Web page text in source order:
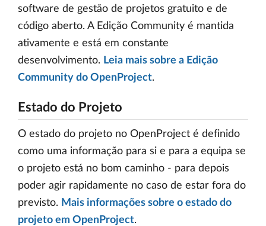
software de gestão de projetos gratuito e de
código aberto. A Edição Community é mantida
ativamente e está em constante
desenvolvimento. Leia mais sobre a Edição
Community do OpenProject.
Estado do Projeto
O estado do projeto no OpenProject é definido
como uma informação para si e para a equipa se
o projeto está no bom caminho - para depois
poder agir rapidamente no caso de estar fora do
previsto. Mais informações sobre o estado do
projeto em OpenProject.